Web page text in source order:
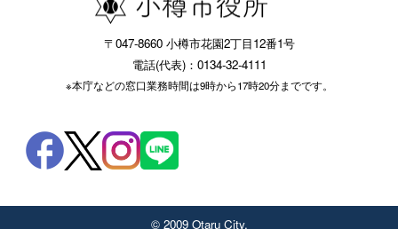
〒047-8660 小樽市花園2丁目12番1号
電話(代表)：0134-32-4111
※本庁などの窓口業務時間は9時から17時20分までです。
© 2009 Otaru City.